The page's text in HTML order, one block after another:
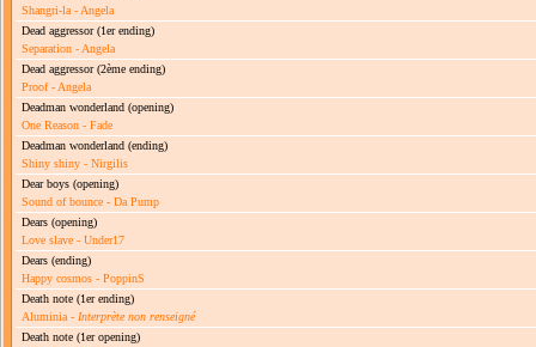
Shangri-la - Angela
Dead aggressor(1er ending)
Separation - Angela
Dead aggressor(2ème ending)
Proof - Angela
Deadman wonderland (opening)
One Reason - Fade
Deadman wonderland (ending)
Shiny shiny - Nirgilis
Dear boys (opening)
Sound of bounce - Da Pump
Dears (opening)
Love slave - Under17
Dears (ending)
Happy cosmos - PoppinS
Death note (1er ending)
Aluminia - Interprète non renseigné
Death note (1er opening)